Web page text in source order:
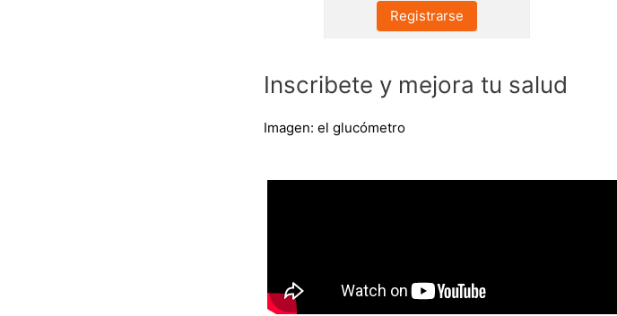
Registrarse
Inscribete y mejora tu salud
Imagen: el glucómetro